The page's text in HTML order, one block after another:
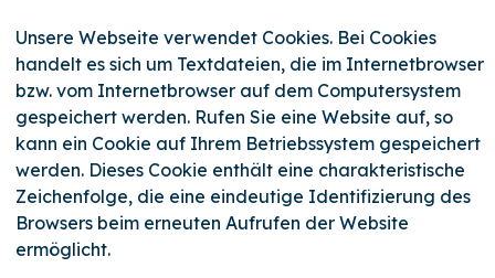
Unsere Webseite verwendet Cookies. Bei Cookies
handelt es sich um Textdateien, die im Internetbrowser
bzw. vom Internetbrowser auf dem Computersystem
gespeichert werden. Rufen Sie eine Website auf, so
kann ein Cookie auf Ihrem Betriebssystem gespeichert
werden. Dieses Cookie enthält eine charakteristische
Zeichenfolge, die eine eindeutige Identifizierung des
Browsers beim erneuten Aufrufen der Website
ermöglicht.